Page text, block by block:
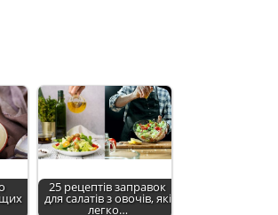
25 рецептів заправок
для салатів з овочів, які
легко…